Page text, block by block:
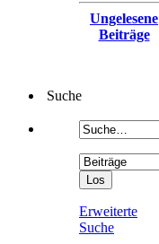
Ungelesene
Beiträge
Suche
Erweiterte
Suche